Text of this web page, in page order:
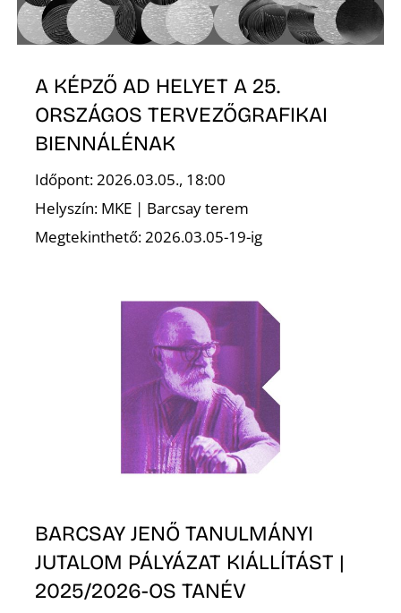
A KÉPZŐ AD HELYET A 25.
ORSZÁGOS TERVEZŐGRAFIKAI
BIENNÁLÉNAK
Időpont: 2026.03.05., 18:00
Helyszín: MKE | Barcsay terem
Megtekinthető: 2026.03.05-19-ig
BARCSAY JENŐ TANULMÁNYI
JUTALOM PÁLYÁZAT KIÁLLÍTÁST |
2025/2026-OS TANÉV